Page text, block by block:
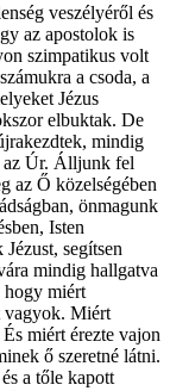
veszélyéről és
az apostolok is
szimpatikus volt
a csoda, a
Jézus
elbuktak. De
mindig
az Úr. Álljunk fel
az Ő közelségében
önmagunk
Isten
segítsen
mindig hallgatva
miért
vagyok. Miért
miért érezte vajon
ő szeretné látni.
a tőle kapott